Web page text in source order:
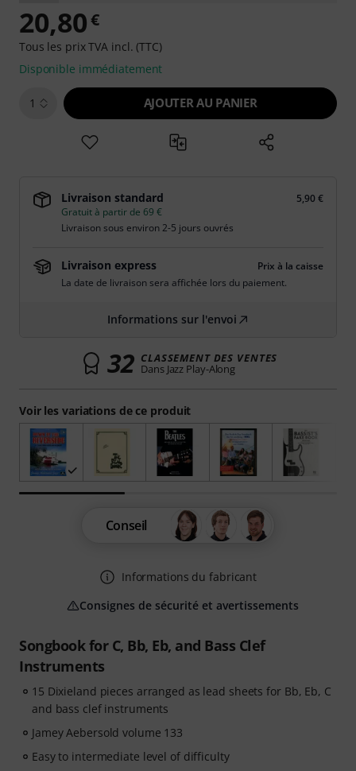
Songbook for C, Bb, Eb, and Bass Clef
Instruments
15 Dixieland pieces arranged as lead sheets for Bb, Eb, C
and bass clef instruments
Jamey Aebersold volume 133
Easy to intermediate level of difficulty
Voir les variations de ce produit
20,80€
Tous les prix TVA incl. (TTC)
Disponible immédiatement
1 AJOUTER AU PANIER
Livraison standard
5,90 €
Gratuit à partir de 69 €
Livraison sous environ 2-5 jours ouvrés
Livraison express
Prix à la caisse
La date de livraison sera affichée lors du paiement.
Informations sur l'envoi
32 CLASSEMENT DES VENTES
Dans Jazz Play-Along
Conseil
Informations du fabricant
Consignes de sécurité et avertissements